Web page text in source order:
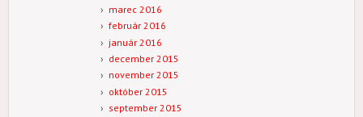
marec 2016
február 2016
január 2016
december 2015
november 2015
október 2015
september 2015